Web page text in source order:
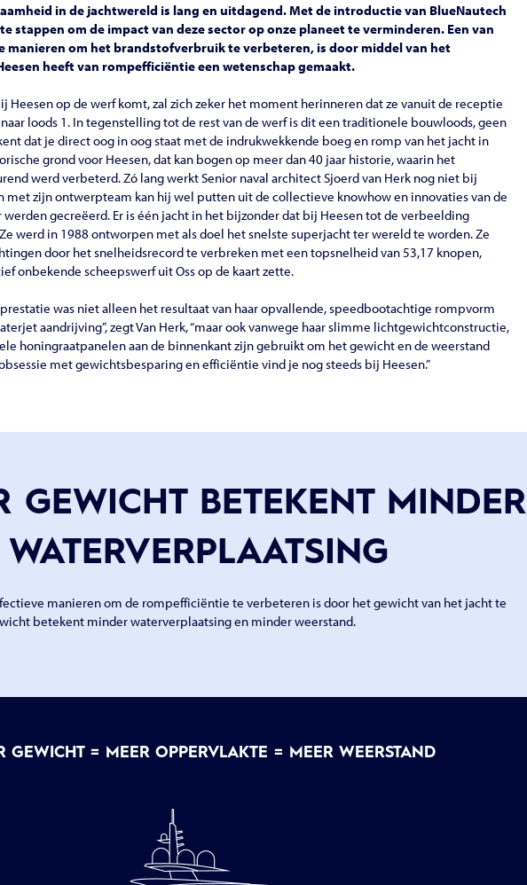
in de jachtwereld is lang en uitdagend. Met de introductie van BlueNautech
stappen om de impact van deze sector op onze planeet te verminderen. Een van
manieren om het brandstofverbruik te verbeteren, is door middel van het
heeft van rompefficiëntie een wetenschap gemaakt.
Heesen op de werf komt, zal zich zeker het moment herinneren dat ze vanuit de receptie
loods 1. In tegenstelling tot de rest van de werf is dit een traditionele bouwloods, geen
dat je direct oog in oog staat met de indrukwekkende boeg en romp van het jacht in
grond voor Heesen, dat kan bogen op meer dan 40 jaar historie, waarin het
werd verbeterd. Zó lang werkt Senior naval architect Sjoerd van Herk nog niet bij
met zijn ontwerpteam kan hij wel putten uit de collectieve knowhow en innovaties van de
gecreëerd. Er is één jacht in het bijzonder dat bij Heesen tot de verbeelding
werd in 1988 ontworpen met als doel het snelste superjacht ter wereld te worden. Ze
door het snelheidsrecord te verbreken met een topsnelheid van 53,17 knopen,
onbekende scheepswerf uit Oss op de kaart zette.
was niet alleen het resultaat van haar opvallende, speedbootachtige rompvorm
aandrijving”, zegt Van Herk, “maar ook vanwege haar slimme lichtgewichtconstructie,
honingraatpanelen aan de binnenkant zijn gebruikt om het gewicht en de weerstand
met gewichtsbesparing en efficiëntie vind je nog steeds bij Heesen.”
GEWICHT BETEKENT MINDER
WATERVERPLAATSING
manieren om de rompefficiëntie te verbeteren is door het gewicht van het jacht te
betekent minder waterverplaatsing en minder weerstand.
GEWICHT = MEER OPPERVLAKTE = MEER WEERSTAND